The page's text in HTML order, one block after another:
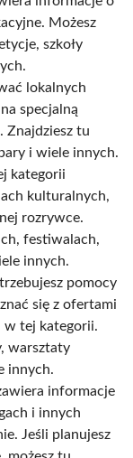
Możesz
szkoły
lokalnych
specjalną
Znajdziesz tu
i wiele innych.
kategorii
kulturalnych,
rozrywce.
festiwalach,
innych.
pomocy
się z ofertami
w tej kategorii.
warsztaty
innych.
informacje
i innych
Jeśli planujesz